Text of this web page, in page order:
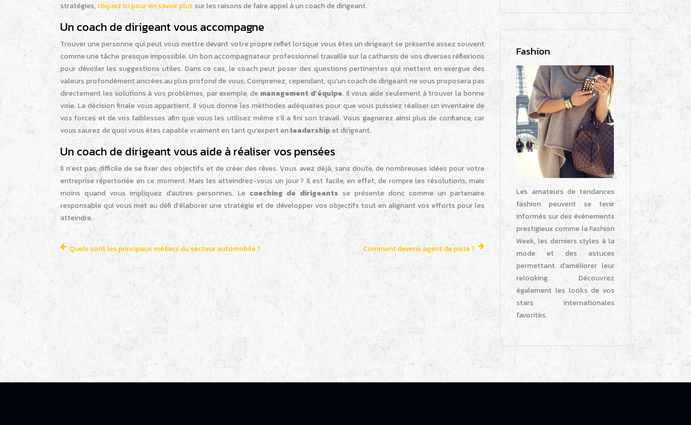
stratégies,cliquez ici pour en savoir plussur les raisons de faire appel à un coach de dirigeant.
Un coach de dirigeant vous accompagne
Trouver une personne qui peut vous mettre devant votre propre reflet lorsque vous êtes un dirigeant se présente assez souvent
comme une tâche presque impossible. Un bon accompagnateur professionnel travaille sur la catharsis de vos diverses réflexions
pour dévoiler les suggestions utiles. Dans ce cas, le coach peut poser des questions pertinentes qui mettent en exergue des
valeurs profondément ancrées au plus profond de vous. Comprenez, cependant, qu’un coach de dirigeant ne vous proposera pas
directement les solutions à vos problèmes, par exemple, de management d’équipe. Il vous aide seulement à trouver la bonne
voie. La décision finale vous appartient. Il vous donne les méthodes adéquates pour que vous puissiez réaliser un inventaire de
vos forces et de vos faiblesses afin que vous les utilisez même s’il a fini son travail. Vous gagnerez ainsi plus de confiance, car
vous saurez de quoi vous êtes capable vraiment en tant qu’expert enleadershipet dirigeant.
Un coach de dirigeant vous aide à réaliser vos pensées
Il n’est pas difficile de se fixer des objectifs et de créer des rêves. Vous avez déjà, sans doute, de nombreuses idées pour votre
entreprise répertoriée en ce moment. Mais les atteindrez-vous un jour ? Il est facile, en effet, de rompre les résolutions, mais
moins quand vous impliquez d’autres personnes. Le coaching de dirigeants se présente donc comme un partenaire
responsable qui vous met au défi d’élaborer une stratégie et de développer vos objectifs tout en alignant vos efforts pour les
atteindre.
Quels sont les principaux métiers du secteur automobile ? Comment devenir agent de piste ?
Fashion
Les amateurs de tendances
fashion peuvent se tenir
informés sur des événements
prestigieux comme la Fashion
Week, les derniers styles à la
mode et des astuces
permettant d’améliorer leur
relooking. Découvrez
également les looks de vos
stars internationales
favorites.